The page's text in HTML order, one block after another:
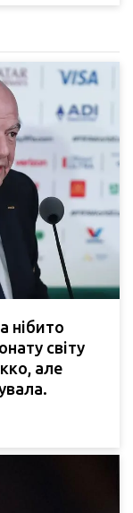
нібито
світу
але